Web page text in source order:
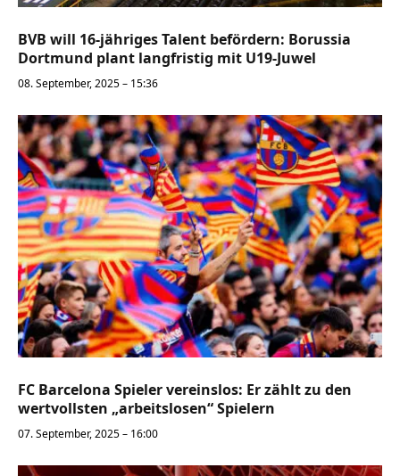
BVB will 16-jähriges Talent befördern: Borussia
Dortmund plant langfristig mit U19-Juwel
08. September, 2025 – 15:36
FC Barcelona Spieler vereinslos: Er zählt zu den
wertvollsten „arbeitslosen“ Spielern
07. September, 2025 – 16:00